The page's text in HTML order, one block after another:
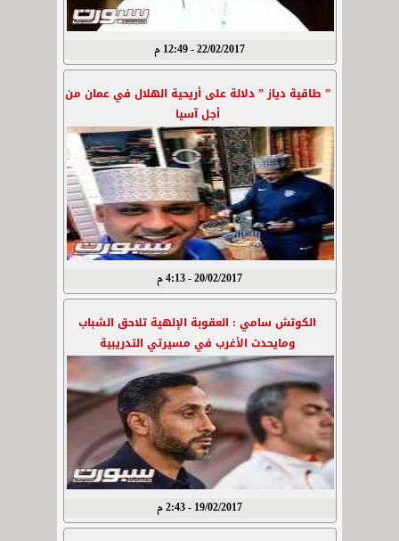
22/02/2017 - 12:49 م
” طاقية دياز ” دلالة على أريحية الهلال في عمان من
أجل آسيا
20/02/2017 - 4:13 م
الكوتش سامي : العقوبة الإلهية تلاحق الشباب
ومايحدث الأغرب في مسيرتي التدريبية
19/02/2017 - 2:43 م